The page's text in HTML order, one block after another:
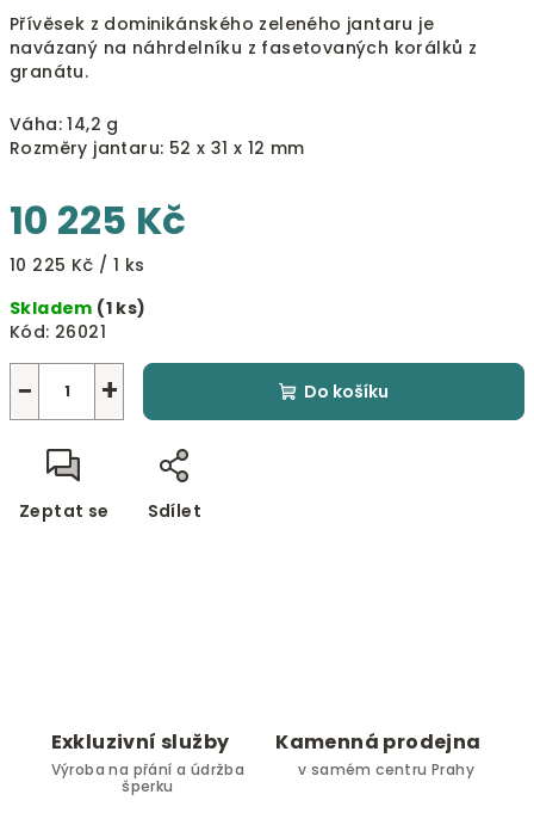
Přívěsek z dominikánského zeleného jantaru je
navázaný na náhrdelníku z fasetovaných korálků z
granátu.
Váha: 14,2 g
Rozměry jantaru: 52 x 31 x 12 mm
10 225 Kč
Měrná
10 225 Kč / 1 ks
Skladem (1 ks)
Kód: 26021
+
− Do košíku
Zeptat se Sdílet
Exkluzivní služby
Výroba na přání a údržba
šperku
Kamenná prodejna
v samém centru Prahy